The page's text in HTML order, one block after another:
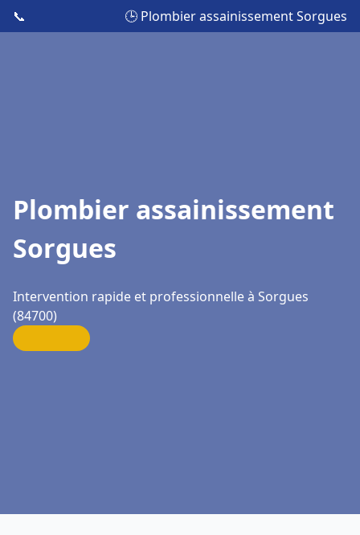
📞 🕒 Plombier assainissement Sorgues
Plombier assainissement
Sorgues
Intervention rapide et professionnelle à Sorgues
(84700)